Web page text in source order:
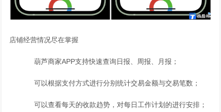
店铺经营情况尽在掌握
葫芦商家APP支持快速查询日报、周报、月报；
可以根据支付方式进行分别统计交易金额与交易笔数；
可以查看每天的收款趋势，对每日工作计划的进行安排；